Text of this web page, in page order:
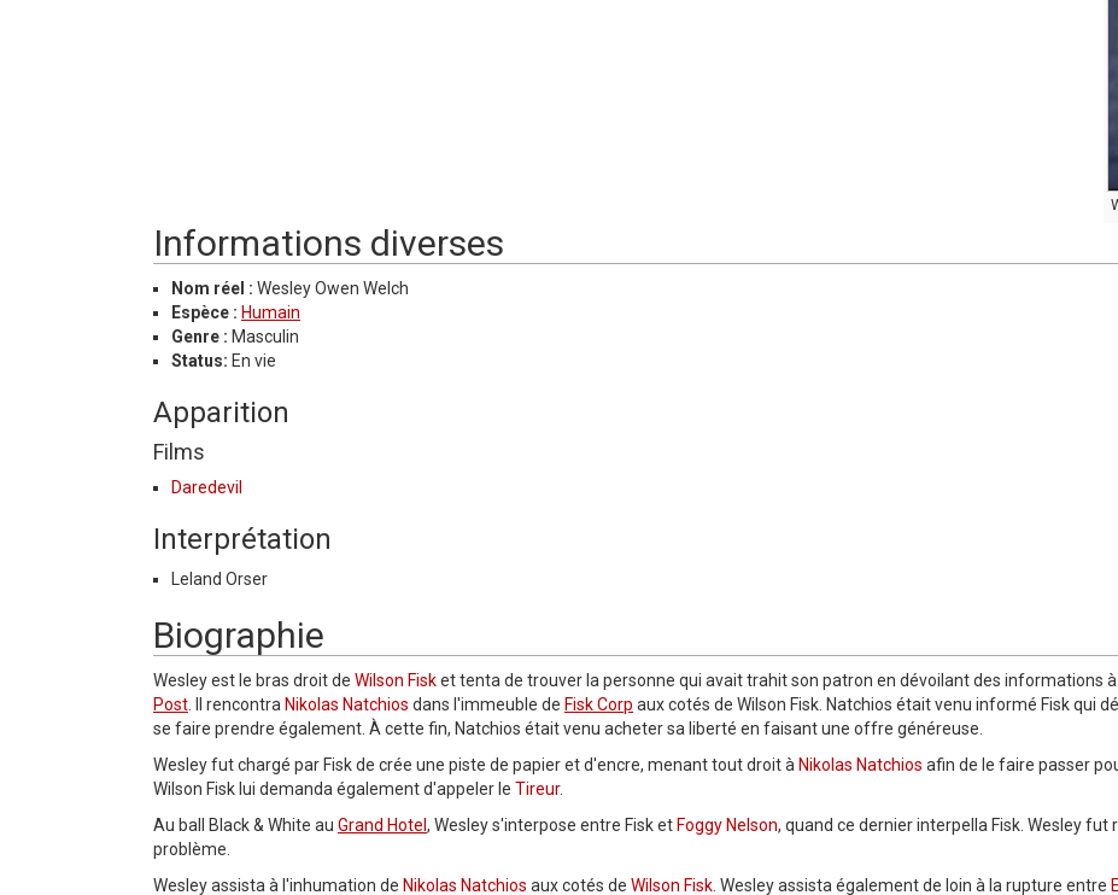
Informations diverses
Nom réel : Wesley Owen Welch
Espèce : Humain
Genre : Masculin
Status: En vie
Apparition
Films
Daredevil
Interprétation
Leland Orser
Biographie
Wesley est le bras droit de Wilson Fisket tenta de trouver la personne qui avait trahit son patron en dévoilant des informations à
Post . Il rencontra Nikolas Natchios dans l'immeuble de Fisk Corp aux cotés de Wilson Fisk. Natchios était venu informé Fisk qui
se faire prendre également. À cette fin, Natchios était venu acheter sa liberté en faisant une offre généreuse.
Wesley fut chargé par Fisk de crée une piste de papier et d'encre, menant tout droit à Nikolas Natchios afin de le faire passer
Wilson Fisk lui demanda également d'appeler le Tireur.
Au ball Black & White au Grand Hotel , Wesley s'interpose entre Fisk et Foggy Nelson, quand ce dernier interpella Fisk. Wesley fut
problème.
Wesley assista à l'inhumation de Nikolas Natchios aux cotés de Wilson Fisk . Wesley assista également de loin à la rupture entre